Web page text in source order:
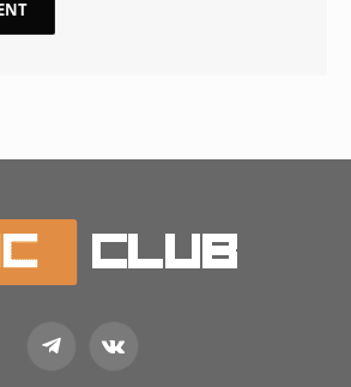
TelegramVKontakte